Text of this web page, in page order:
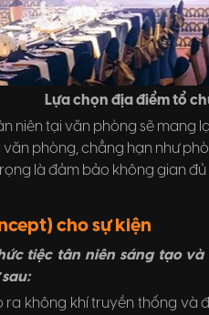
Lựa chọn địa điểm tổ
niên tại văn phòng sẽ mang
phòng, chẳng hạn như
là đảm bảo không gian
cho sự kiện
tiệc tân niên sáng tạo
ra không khí truyền thống